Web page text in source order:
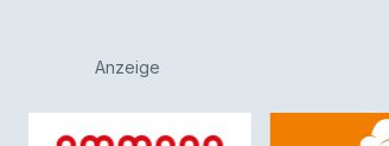
Anzeige